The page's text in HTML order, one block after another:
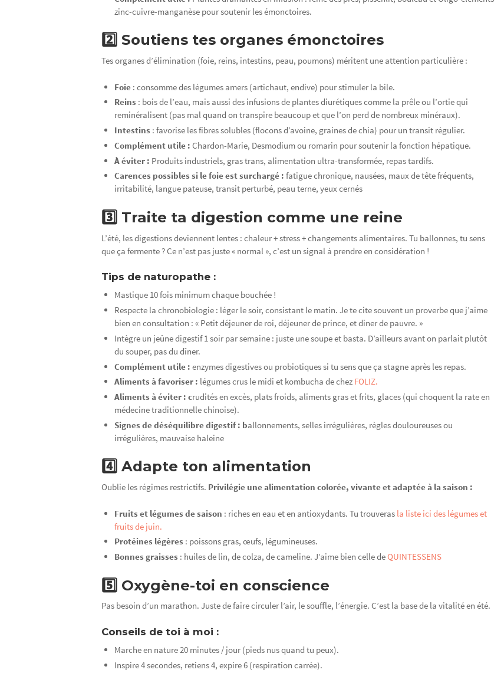
zinc-cuivre-manganèse pour soutenir les émonctoires.
2️⃣ Soutiens tes organes émonctoires
Tes organes d’élimination (foie, reins, intestins, peau, poumons) méritent une attention particulière :
Foie : consomme des légumes amers (artichaut, endive) pour stimuler la bile.
Reins : bois de l’eau, mais aussi des infusions de plantes diurétiques comme la prêle ou l’ortie qui
reminéralisent (pas mal quand on transpire beaucoup et que l’on perd de nombreux minéraux).
Intestins : favorise les fibres solubles (flocons d’avoine, graines de chia) pour un transit régulier.
Complément utile :Chardon-Marie, Desmodium ou romarin pour soutenir la fonction hépatique.
À éviter : Produits industriels, gras trans, alimentation ultra-transformée, repas tardifs.
Carences possibles si le foie est surchargé :fatigue chronique, nausées, maux de tête fréquents,
irritabilité, langue pateuse, transit perturbé, peau terne, yeux cernés
3️⃣ Traite ta digestion comme une reine
L’été, les digestions deviennent lentes : chaleur + stress + changements alimentaires. Tu ballonnes, tu sens
que ça fermente ? Ce n’est pas juste « normal », c’est un signal à prendre en considération !
Tips de naturopathe :
Mastique 10 fois minimum chaque bouchée !
Respecte la chronobiologie : léger le soir, consistant le matin. Je te cite souvent un proverbe que j’aime
bien en consultation : « Petit déjeuner de roi, déjeuner de prince, et diner de pauvre. »
Intègre un jeûne digestif 1 soir par semaine : juste une soupe et basta. D’ailleurs avant on parlait plutôt
du souper, pas du dîner.
Complément utile :enzymes digestives ou probiotiques si tu sens que ça stagne après les repas.
Aliments à favoriser : légumes crus le midi et kombucha de chez FOLIZ.
Aliments à éviter : crudités en excès, plats froids, aliments gras et frits, glaces (qui choquent la rate en
médecine traditionnelle chinoise).
Signes de déséquilibre digestif : ballonnements, selles irrégulières, règles douloureuses ou
irrégulières, mauvaise haleine
4️⃣ Adapte ton alimentation
Oublie les régimes restrictifs. Privilégie une alimentation colorée, vivante et adaptée à la saison :
Fruits et légumes de saison : riches en eau et en antioxydants. Tu trouveras la liste ici des légumes et
fruits de juin.
Protéines légères : poissons gras, œufs, légumineuses.
Bonnes graisses : huiles de lin, de colza, de cameline. J’aime bien celle deQUINTESSENS
5️⃣ Oxygène-toi en conscience
Pas besoin d’un marathon. Juste de faire circuler l’air, le souffle, l’énergie. C’est la base de la vitalité en été.
Conseils de toi à moi :
Marche en nature 20 minutes / jour (pieds nus quand tu peux).
Inspire 4 secondes, retiens 4, expire 6 (respiration carrée).